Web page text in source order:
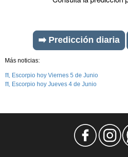
➡️ Predicción diaria
Más noticias:
♏ Escorpio hoy Viernes 5 de Junio
♏ Escorpio hoy Jueves 4 de Junio